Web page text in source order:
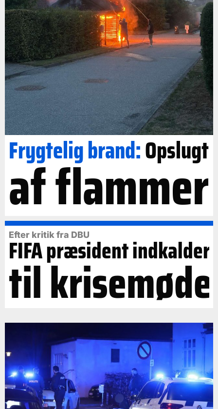
Frygtelig brand:Opslugt
af flammer
Efter kritik fra DBU
FIFA præsident indkalder
til krisemøde